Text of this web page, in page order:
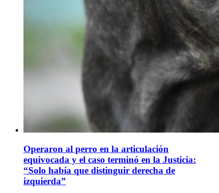
Operaron al perro en la articulación
equivocada y el caso terminó en la Justicia:
“Solo había que distinguir derecha de
izquierda”